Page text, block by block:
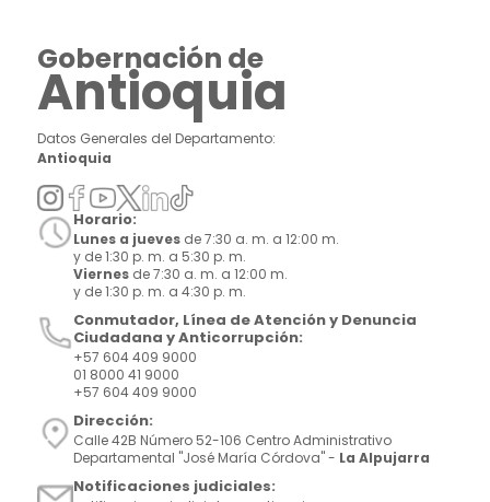
Gobernación de
Antioquia
Datos Generales del Departamento:
Antioquia
Horario:
Lunes a jueves de 7:30 a. m. a 12:00 m.
y de 1:30 p. m. a 5:30 p. m.
Viernes de 7:30 a. m. a 12:00 m.
y de 1:30 p. m. a 4:30 p. m.
Conmutador, Línea de Atención y Denuncia
Ciudadana y Anticorrupción:
+57 604 409 9000
01 8000 41 9000
+57 604 409 9000
Dirección:
Calle 42B Número 52-106 Centro Administrativo
Departamental "José María Córdova" - La Alpujarra
Notificaciones judiciales: